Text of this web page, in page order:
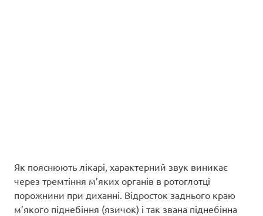
Як пояснюють лікарі, характерний звук виникає
через тремтіння м’яких органів в ротоглотці
порожнини при диханні. Відросток заднього краю
м’якого піднебіння (язичок) і так звана піднебінна